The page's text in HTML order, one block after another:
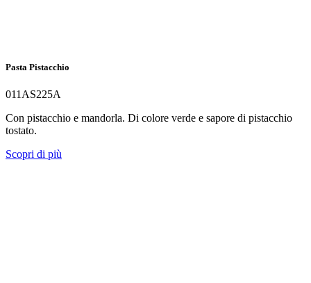
Pasta Pistacchio
011AS225A
Con pistacchio e mandorla. Di colore verde e sapore di pistacchio
tostato.
Scopri di più